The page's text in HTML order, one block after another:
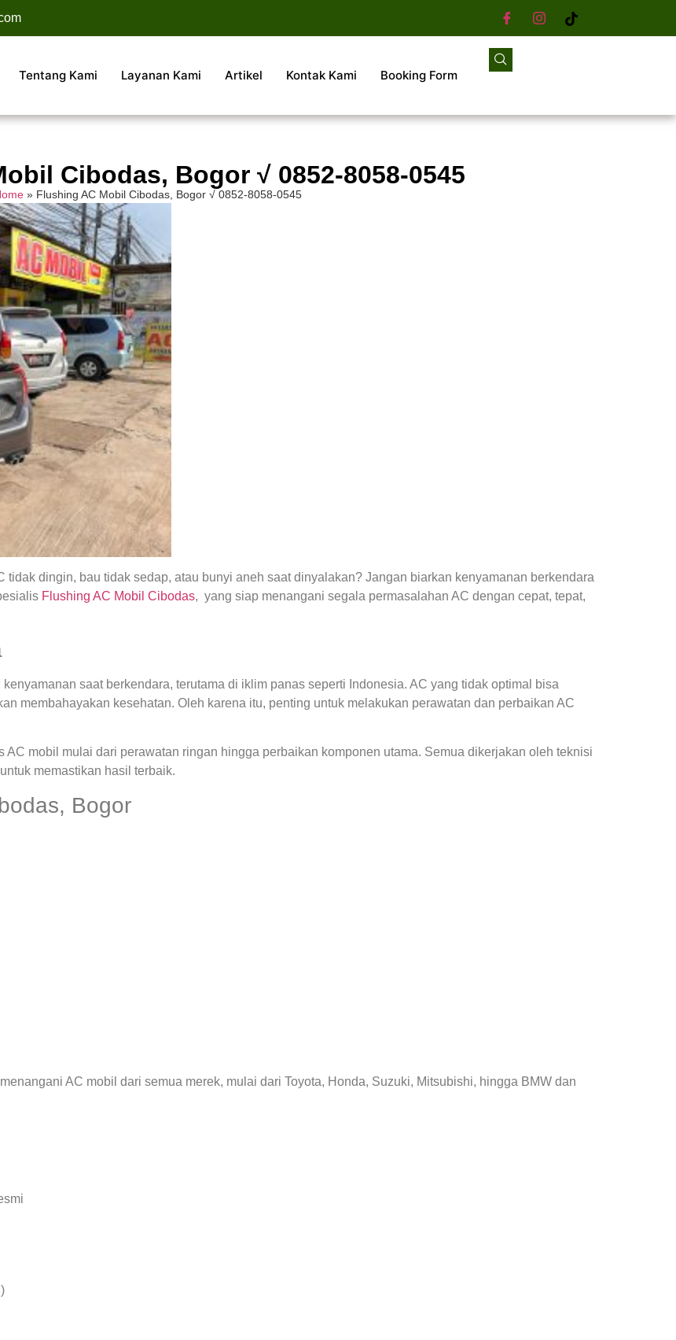
Tentang Kami Layanan Kami Artikel Kontak Kami Booking Form
Cibodas, Bogor √ 0852-8058-0545
» Flushing AC Mobil Cibodas, Bogor √ 0852-8058-0545
dingin, bau tidak sedap, atau bunyi aneh saat dinyalakan? Jangan biarkan kenyamanan berkendara
Flushing AC Mobil Cibodas, yang siap menangani segala permasalahan AC dengan cepat, tepat,
saat berkendara, terutama di iklim panas seperti Indonesia. AC yang tidak optimal bisa
membahayakan kesehatan. Oleh karena itu, penting untuk melakukan perawatan dan perbaikan AC
mobil mulai dari perawatan ringan hingga perbaikan komponen utama. Semua dikerjakan oleh teknisi
memastikan hasil terbaik.
Bogor
AC mobil dari semua merek, mulai dari Toyota, Honda, Suzuki, Mitsubishi, hingga BMW dan